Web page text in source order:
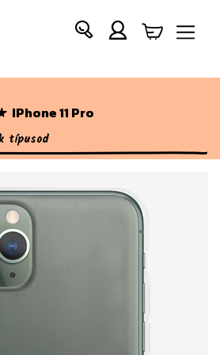
IPhone 11 Pro